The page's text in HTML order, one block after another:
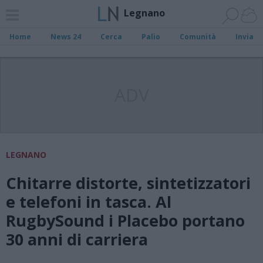
Legnano
Home News 24 Cerca Palio Comunità Invia
LEGNANO
Chitarre distorte, sintetizzatori
e telefoni in tasca. Al
RugbySound i Placebo portano
30 anni di carriera